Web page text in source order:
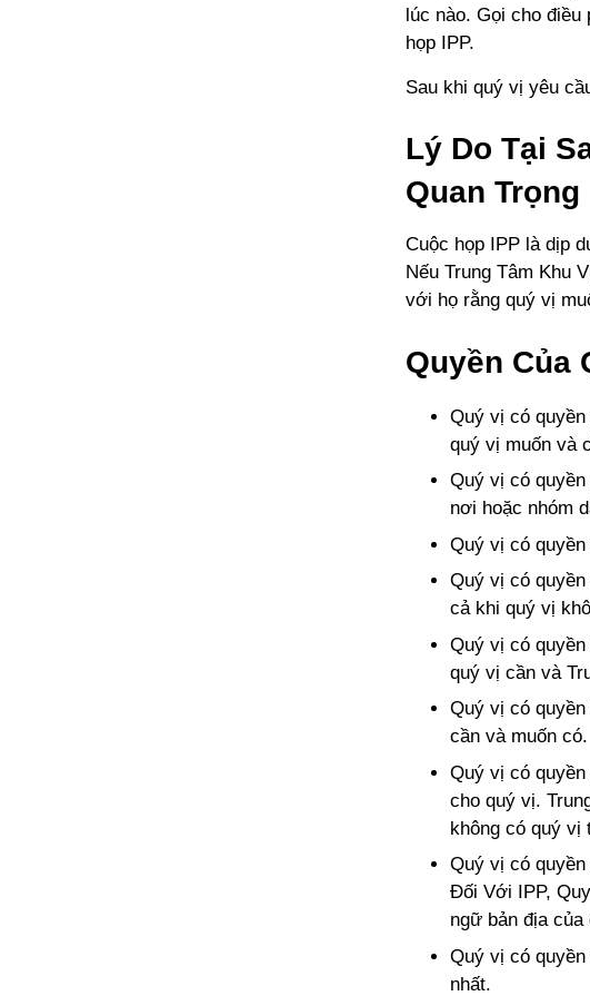
lúc nào. Gọi cho điều
họp IPP.
Sau khi quý vị yêu
Lý Do Tại
Quan Trọng
Cuộc họp IPP là dịp
Nếu Trung Tâm Khu
với họ rằng quý vị
Quyền Của
Quý vị có
quý vị muốn và
Quý vị có
nơi hoặc nhóm
Quý vị có
Quý vị có
cả khi quý vị
Quý vị có
quý vị cần và
Quý vị có
cần và muốn có.
Quý vị có
cho quý vị.
không có quý vị
Quý vị có
Đối Với IPP,
ngữ bản địa của
Quý vị có
nhất.